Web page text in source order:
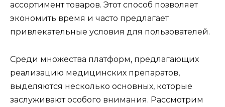
ассортимент товаров. Этот способ позволяет
экономить время и часто предлагает
привлекательные условия для пользователей.
Среди множества платформ, предлагающих
реализацию медицинских препаратов,
выделяются несколько основных, которые
заслуживают особого внимания. Рассмотрим